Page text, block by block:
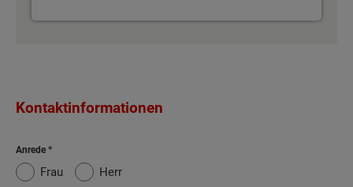
Kontaktinformationen
Anrede
Frau Herr